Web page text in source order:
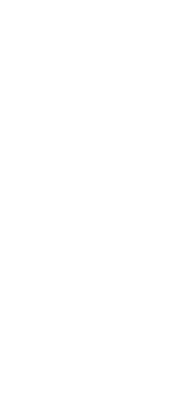
していくことを目指します。